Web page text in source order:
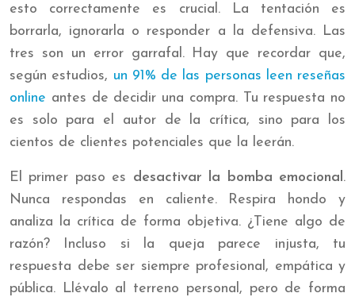
esto correctamente es crucial. La tentación es
borrarla, ignorarla o responder a la defensiva. Las
tres son un error garrafal. Hay que recordar que,
según estudios, un 91% de las personas leen reseñas
online antes de decidir una compra. Tu respuesta no
es solo para el autor de la crítica, sino para los
cientos de clientes potenciales que la leerán.
El primer paso es desactivar la bomba emocional .
Nunca respondas en caliente. Respira hondo y
analiza la crítica de forma objetiva. ¿Tiene algo de
razón? Incluso si la queja parece injusta, tu
respuesta debe ser siempre profesional, empática y
pública. Llévalo al terreno personal, pero de forma